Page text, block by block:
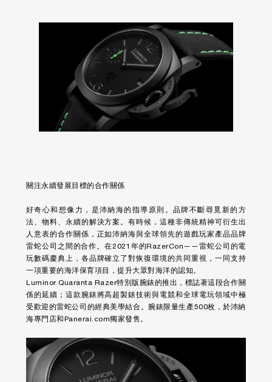
關注永續發展目標的合作關係
好奇心和想像力，是沛納海的指導原則。品牌不斷尋覓新的方
法、物料、永續的解決方案。有時候，這種非傳統精神可衍生出
人意表的合作關係，正如沛納海與全球領先的遊戲玩家產品品牌
雷蛇公司之間的合作。在2021年的RazerCon——雷蛇公司的電
玩數碼慶典上，各品牌確立了對恢復環境的共同重視，一同支持
一項重要的海洋保育項目，提升大眾對海洋的認知。
Luminor Quaranta Razer特別版腕錶的推出，標誌著這段合作關
係的延續；這款腕錶將高超製錶技術與電競和全球電玩領域中極
受歡迎的雷蛇公司的經典美學結合。腕錶限量生產500枚，於沛納
海專門店和Panerai.com獨家發售。